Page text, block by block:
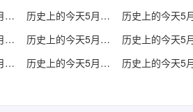
历史上的今天5月16日 历史上的今天5月17日
历史上的今天5月22日 历史上的今天5月23日
历史上的今天5月28日 历史上的今天5月29日